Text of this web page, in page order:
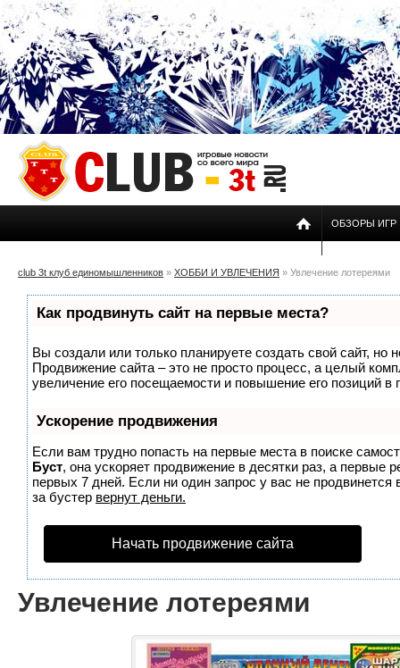
ОБЗОРЫ ИГР
club 3t клуб единомышленников » ХОББИ И УВЛЕЧЕНИЯ » Увлечение лотереями
Как продвинуть сайт на первые места?
Вы создали или только планируете создать свой сайт, но
Продвижение сайта – это не просто процесс, а целый
увеличение его посещаемости и повышение его позиций в
Ускорение продвижения
Если вам трудно попасть на первые места в поиске
Буст, она ускоряет продвижение в десятки раз, а первые
первых 7 дней. Если ни один запрос у вас не продвинется
за бустер вернут деньги.
Начать продвижение сайта
Увлечение лотереями